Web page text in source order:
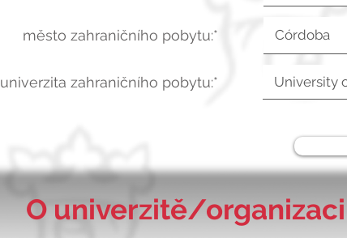
město zahraničního pobytu:*
univerzita zahraničního pobytu:*
O univerzitě/organizaci